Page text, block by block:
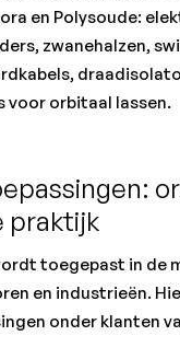
en Polysoude:
zwanehalzen,
voor orbitaal lassen.
praktijk
toegepast in de
en industrieën.
onder klanten